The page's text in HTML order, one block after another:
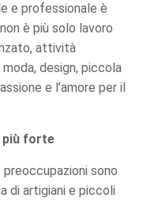
e professionale è
è più solo lavoro
attività
design, piccola
e l’amore per il
più forte
sono
di artigiani e piccoli